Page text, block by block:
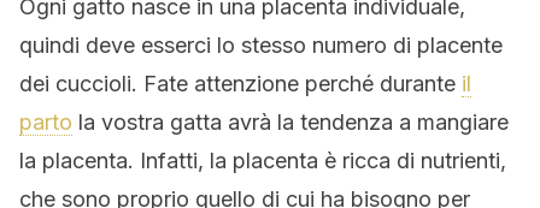
Ogni gatto nasce in una placenta individuale,
quindi deve esserci lo stesso numero di placente
dei cuccioli. Fate attenzione perché durante il
parto la vostra gatta avrà la tendenza a mangiare
la placenta. Infatti, la placenta è ricca di nutrienti,
che sono proprio quello di cui ha bisogno per